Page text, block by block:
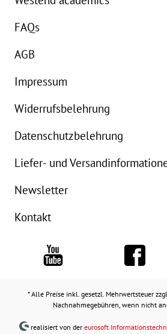
FAQs
AGB
Impressum
Widerrufsbelehrung
Datenschutzbelehrung
Liefer- und
Newsletter
Kontakt
* Alle Preise inkl. gesetzl. Mehrwertsteuer zzgl.
Nachnahmegebühren, wenn nicht
realisiert von dereurosoft